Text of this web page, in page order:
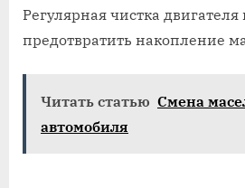
Регулярная чистка
предотвратить накопление
Читать статью Смена
автомобиля